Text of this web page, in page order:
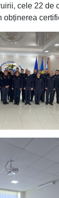
cele 22 de
obținerea